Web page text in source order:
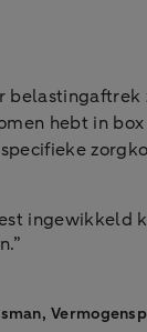
hebt in
ingewikkeld